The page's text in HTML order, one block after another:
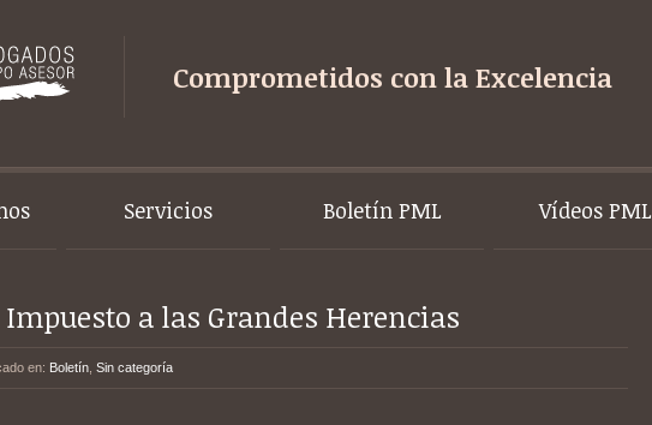
Comprometidos con la Excelencia
Servicios Boletín PML Vídeos PML
Impuesto a las Grandes Herencias
en: Boletín Sin categoría